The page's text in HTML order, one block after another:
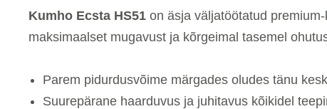
Kumho Ecsta HS51 on äsja väljatöötatud
maksimaalset mugavust ja kõrgeimal tasemel
Parem pidurdusvõime märgades oludes tänu
Suurepärane haarduvus ja juhitavus kõikidel